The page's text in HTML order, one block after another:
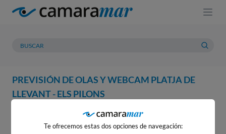
PREVISIÓN DE OLAS Y WEBCAM PLATJA DE
LLEVANT - ELS PILONS
PREVISIÓN METEOROLOGÍA
Te ofrecemos estas dos opciones de navegación: